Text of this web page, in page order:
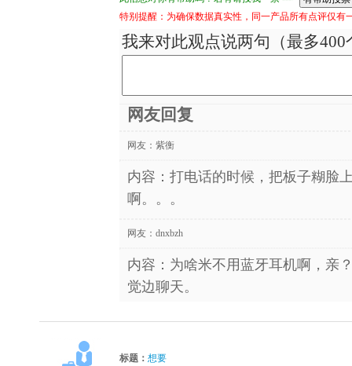
特别提醒：为确保数据真实性，同一产品所有点评仅有
我来对此观点说两句（最多400
网友回复
网友： 紫衡
内容：打电话的时候，把板子糊脸
啊。。。
网友： dnxbzh
内容：为啥米不用蓝牙耳机啊，亲
觉边聊天。
标题： 想要